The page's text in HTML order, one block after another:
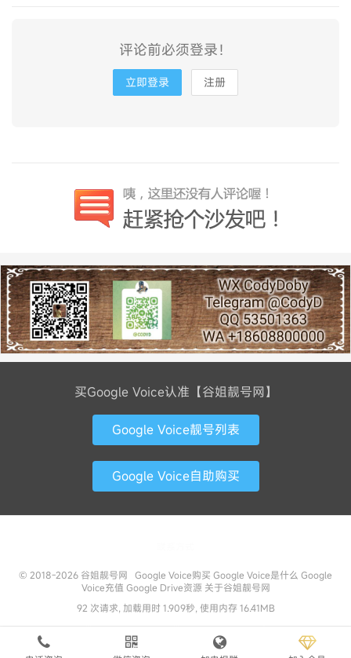
评论前必须登录！
立即登录 注册
买Google Voice认准【谷姐靓号网】
Google Voice靓号列表
Google Voice自助购买
© 2018-2026 谷姐靓号网 Google Voice购买 Google Voice是什么 Google
Voice充值 Google Drive资源 关于谷姐靓号网
92 次请求, 加载用时 1.909秒, 使用内存 16.41MB